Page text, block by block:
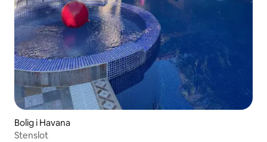
Bolig i Havana
Stenslot